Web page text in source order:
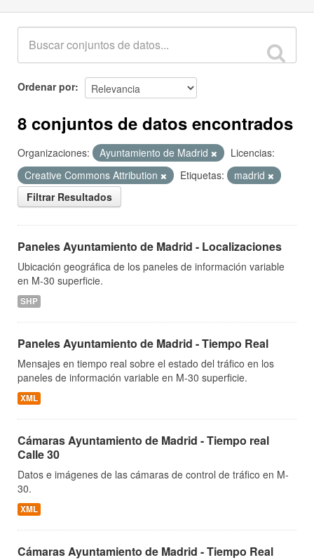
Ordenar por
8 conjuntos de datos encontrados
Organizaciones: Ayuntamiento de Madrid
Licencias:
Creative Commons Attribution
Etiquetas:
madrid
Filtrar Resultados
Paneles Ayuntamiento de Madrid - Localizaciones
Ubicación geográfica de los paneles de información variable
en M-30 superficie.
SHP
Paneles Ayuntamiento de Madrid - Tiempo Real
Mensajes en tiempo real sobre el estado del tráfico en los
paneles de información variable en M-30 superficie.
XML
Cámaras Ayuntamiento de Madrid - Tiempo real
Calle 30
Datos e imágenes de las cámaras de control de tráfico en M-
30.
XML
Cámaras Ayuntamiento de Madrid - Tiempo Real